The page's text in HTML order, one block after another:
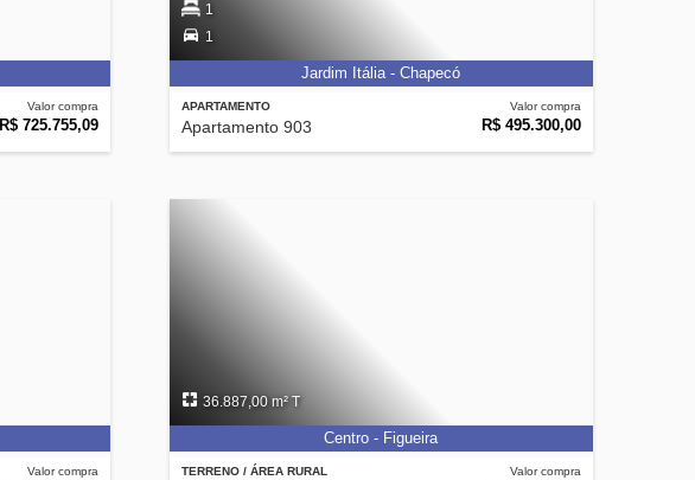
Valor compra
R$ 725.755,09
APARTAMENTO
Apartamento 903
Valor compra
R$ 495.300,00
1
1
Jardim Itália - Chapecó
Valor compra TERRENO / ÁREA RURAL Valor compra
36.887,00 m² T
Centro - Figueira